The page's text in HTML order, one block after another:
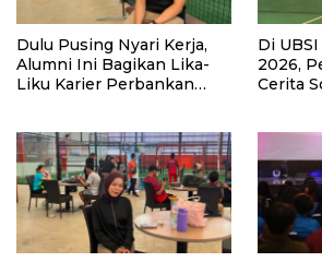
Dulu Pusing Nyari Kerja,
Alumni Ini Bagikan Lika-
Liku Karier Perbankan
Di
2026,
Cerita